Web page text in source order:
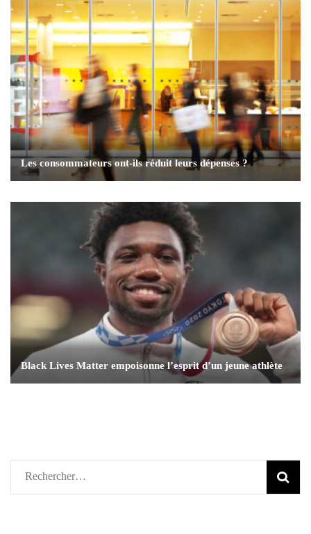
Les consommateurs ont-ils réduit leurs dépenses ?
Black Lives Matter empoisonne l’esprit d’un jeune athlète
Rechercher :